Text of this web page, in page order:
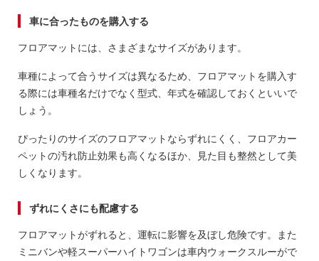
車に合ったものを購入する
フロアマットには、さまざまなサイズがあります。
車種によって合うサイズは異なるため、フロアマットを購入す
る際には車種名だけでなく型式、年式を確認しておくといいで
しょう。
ぴったりのサイズのフロアマットならずれにくく、フロアカー
ペットの汚れ防止効果も高くなるほか、見た目も整然として美
しくなります。
ずれにくさにも配慮する
フロアマットがずれると、運転に影響を及ぼし危険です。また
ミニバンや軽スーパーハイトワゴンは車内ウォークスルーがで